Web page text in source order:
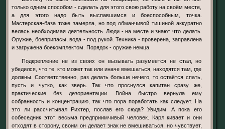
только одним способом - сделать для этого свою работу на своём месте,
а для этого надо быть выспавшимся и боеспособным, точка.
Мастерская-база тоже замерла, но под обманчивой тишиной аккуратно
велась необходимая деятельность. Люди - на месте и знают что делать.
Оружие, боеприпасы, вода - под рукой. Техника - проверена, заправлена
и загружена боекомплектом. Порядок - оружие немца.
Подкрепление не из своих он вызывать разумеется не стал, но
убедился, что те, кто может так или иначе вмешаться, находятся там, где
должны. Соответственно, раз делать больше нечего, то остаётся спать,
пусть и чутко, как зверь. Так что проснулся капитан сразу же,
практические без дезориентации. Война быстро вернула ему
собранность и концентрацию, так что пора поработать как следует. На
это ли рассчитывал Рихтер, послав его сюда? Увидим. А пока его
собеседник этот весьма предприимчивый человек. Карл кивает и они
отходят в сторону, своим он делает знак не вмешиваться, но чувствует,